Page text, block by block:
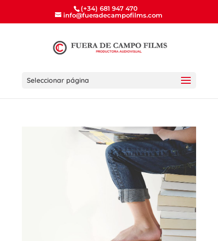
(+34) 681 947 470
info@fueradecampofilms.com
Seleccionar página